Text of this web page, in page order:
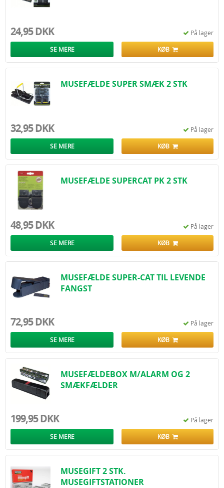
24,95 DKK På lager
SE MERE KØB
MUSEFÆLDE SUPER SMÆK 2 STK
32,95 DKK På lager
SE MERE KØB
MUSEFÆLDE SUPERCAT PK 2 STK
48,95 DKK På lager
SE MERE KØB
MUSEFÆLDE SUPER-CAT TIL LEVENDE
FANGST
72,95 DKK På lager
SE MERE KØB
MUSEFÆLDEBOX M/ALARM OG 2
SMÆKFÆLDER
199,95 DKK På lager
SE MERE KØB
MUSEGIFT 2 STK.
MUSEGIFTSTATIONER